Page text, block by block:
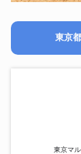
東京
東京マ